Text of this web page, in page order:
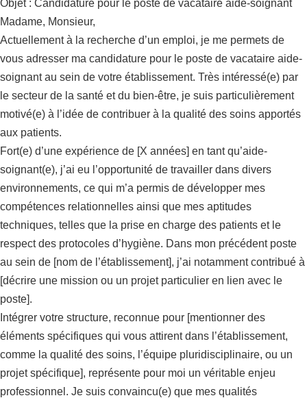
Objet : Candidature pour le poste de vacataire aide-soignant
Madame, Monsieur,
Actuellement à la recherche d’un emploi, je me permets de
vous adresser ma candidature pour le poste de vacataire aide-
soignant au sein de votre établissement. Très intéressé(e) par
le secteur de la santé et du bien-être, je suis particulièrement
motivé(e) à l’idée de contribuer à la qualité des soins apportés
aux patients.
Fort(e) d’une expérience de [X années] en tant qu’aide-
soignant(e), j’ai eu l’opportunité de travailler dans divers
environnements, ce qui m’a permis de développer mes
compétences relationnelles ainsi que mes aptitudes
techniques, telles que la prise en charge des patients et le
respect des protocoles d’hygiène. Dans mon précédent poste
au sein de [nom de l’établissement], j’ai notamment contribué à
[décrire une mission ou un projet particulier en lien avec le
poste].
Intégrer votre structure, reconnue pour [mentionner des
éléments spécifiques qui vous attirent dans l’établissement,
comme la qualité des soins, l’équipe pluridisciplinaire, ou un
projet spécifique], représente pour moi un véritable enjeu
professionnel. Je suis convaincu(e) que mes qualités